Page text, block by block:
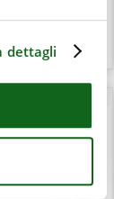
dettagli